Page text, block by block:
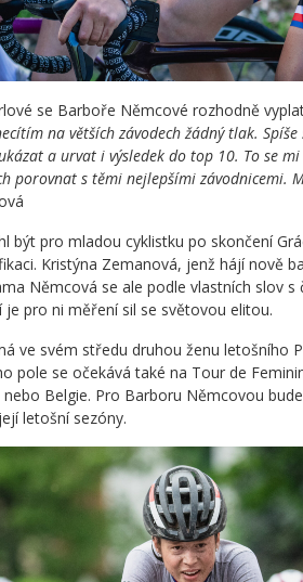
se Barboře Němcové rozhodně
na větších závodech žádný tlak.
a urvat i výsledek do top 10. To se
porovnat s těmi nejlepšími závodnicemi.
být pro mladou cyklistku po skončení
Kristýna Zemanová, jenž hájí nově
Němcová se ale podle vlastních slov s
pro ni měření sil se světovou elitou.
ve svém středu druhou ženu letošního
pole se očekává také na Tour de
Belgie. Pro Barboru Němcovou
letošní sezóny.